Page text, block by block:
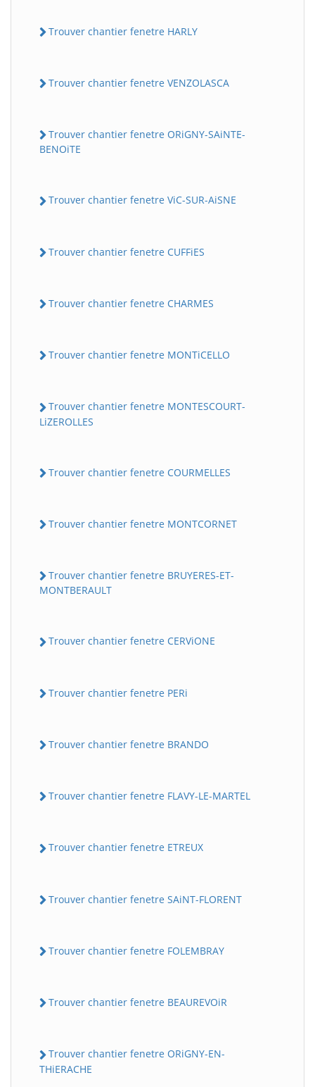
Trouver chantier fenetre HARLY
Trouver chantier fenetre VENZOLASCA
Trouver chantier fenetre ORiGNY-SAiNTE-
BENOiTE
Trouver chantier fenetre ViC-SUR-AiSNE
Trouver chantier fenetre CUFFiES
Trouver chantier fenetre CHARMES
Trouver chantier fenetre MONTiCELLO
Trouver chantier fenetre MONTESCOURT-
LiZEROLLES
Trouver chantier fenetre COURMELLES
Trouver chantier fenetre MONTCORNET
Trouver chantier fenetre BRUYERES-ET-
MONTBERAULT
Trouver chantier fenetre CERViONE
Trouver chantier fenetre PERi
Trouver chantier fenetre BRANDO
Trouver chantier fenetre FLAVY-LE-MARTEL
Trouver chantier fenetre ETREUX
Trouver chantier fenetre SAiNT-FLORENT
Trouver chantier fenetre FOLEMBRAY
Trouver chantier fenetre BEAUREVOiR
Trouver chantier fenetre ORiGNY-EN-
THiERACHE